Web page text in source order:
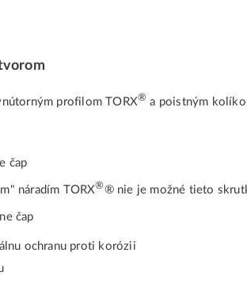
profilom TORX® a poistným
čap
náradím TORX®® nie je možné tieto
čap
ochranu proti korózii